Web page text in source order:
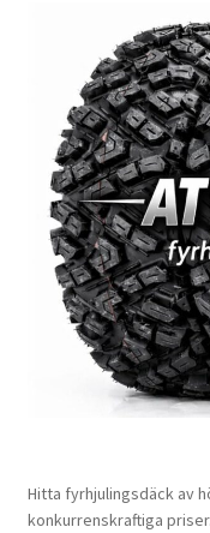
Hitta fyrhjulingsdäck av
konkurrenskraftiga